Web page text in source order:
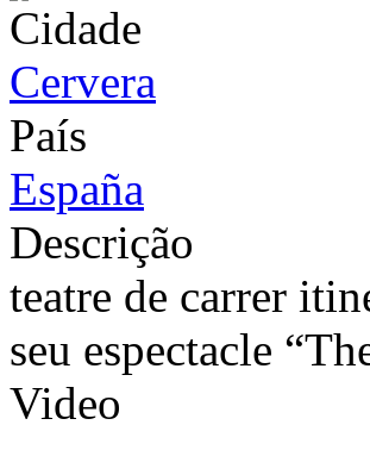
Cidade
Cervera
País
España
Descrição
teatre de carrer
seu espectacle
Video